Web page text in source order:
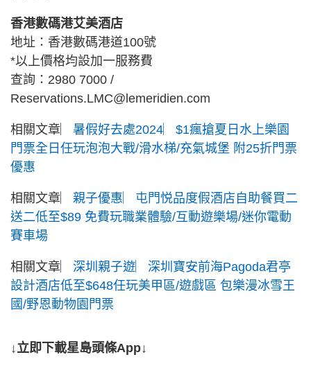
香港數碼港艾美酒店
地址：香港數碼港道100號
*以上價格均設加一服務費
查詢：2980 7000 /
Reservations.LMC@lemeridien.com
相關文章︳ 暑假好去處2024︳$1瘋搶夏日水上樂園
門票全日任玩泡泡大戰/滑水梯/充氣城堡 附25折門票
優惠
相關文章︳ 親子優惠︳屯門悦品度假酒店自助餐買二
送二低至$89 免費玩職業體驗/互動遊樂場/迷你電動
賽車場
相關文章︳ 深圳親子遊︳深圳寶安前海Pagoda君亭
設計酒店低至$648任玩美甲區/遊戲區 包樂漫冰雪王
國/野恩動物園門票
↓立即下載星島頭條App↓